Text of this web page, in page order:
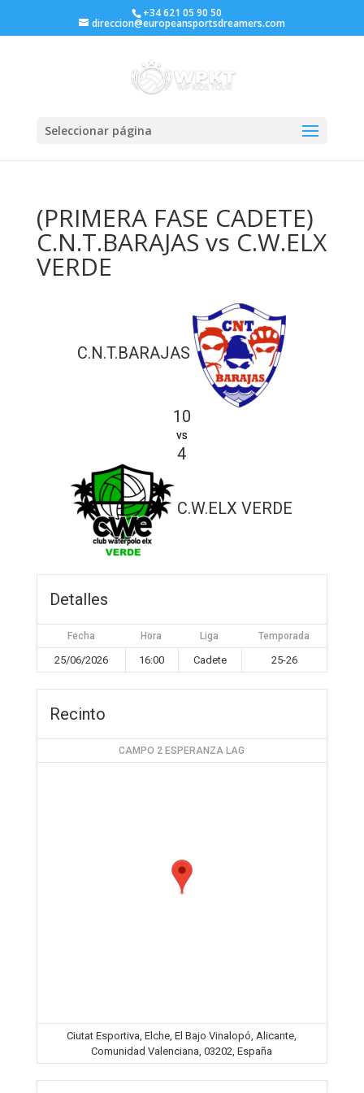
+34 621 05 90 50
direccion@europeansportsdreamers.com
Seleccionar página
(PRIMERA FASE CADETE)
C.N.T.BARAJAS vs C.W.ELX
VERDE
C.N.T.BARAJAS
10
vs
4
C.W.ELX VERDE
Detalles
Fecha Hora Liga Temporada
25/06/2026 16:00 Cadete 25-26
Recinto
CAMPO 2 ESPERANZA LAG
Ciutat Esportiva, Elche, El Bajo Vinalopó, Alicante,
Comunidad Valenciana, 03202, España